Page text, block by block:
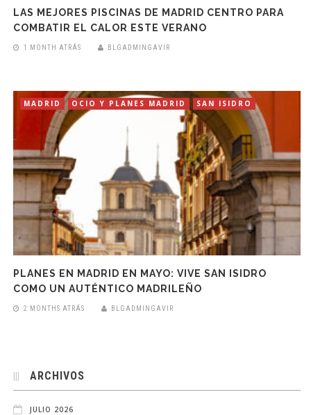
LAS MEJORES PISCINAS DE MADRID CENTRO PARA
COMBATIR EL CALOR ESTE VERANO
1 MONTH ATRÁS BLGADMINGAVIR
MADRID OCIO Y PLANES MADRID SAN ISIDRO
PLANES EN MADRID EN MAYO: VIVE SAN ISIDRO
COMO UN AUTÉNTICO MADRILEÑO
2 MONTHS ATRÁS BLGADMINGAVIR
ARCHIVOS
JULIO 2026